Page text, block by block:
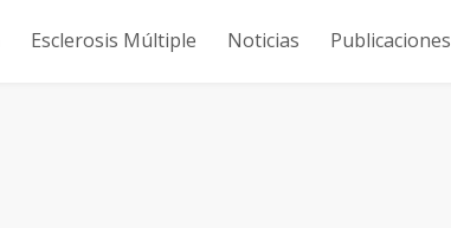
Esclerosis Múltiple Noticias Publicaciones